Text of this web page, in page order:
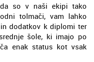
so v naši ekipi tako
tolmači, vam lahko
dodatkov k diplomi ter
šole, ki imajo po
enak status kot vsak